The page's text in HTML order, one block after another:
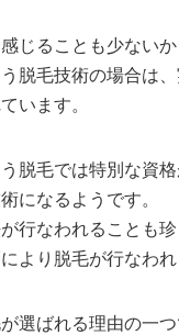
じることも少ない
脱毛技術の場合は
います。
脱毛では特別な資
になるようです。
行なわれることも
より脱毛が行なわ
選ばれる理由の一